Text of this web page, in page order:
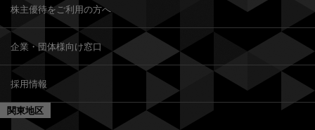
株主優待をご利用の方へ
企業・団体様向け窓口
採用情報
関東地区